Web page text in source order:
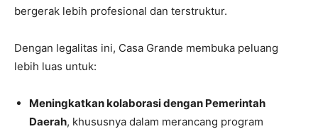
bergerak lebih profesional dan terstruktur.
Dengan legalitas ini, Casa Grande membuka peluang
lebih luas untuk:
Meningkatkan kolaborasi dengan Pemerintah
Daerah, khususnya dalam merancang program